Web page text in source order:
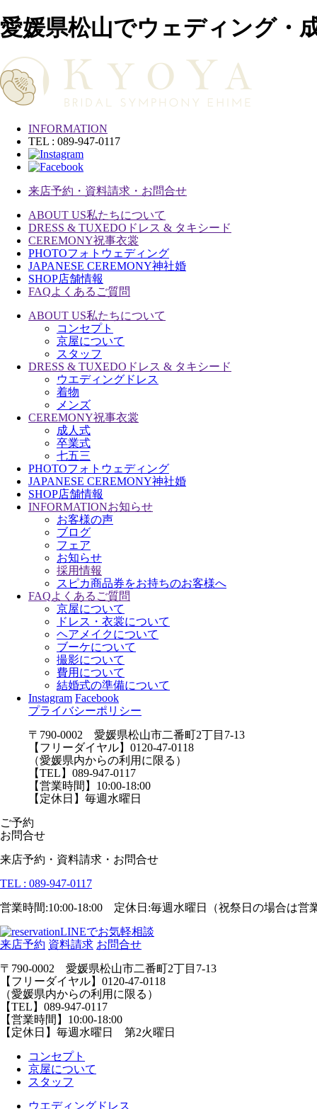
愛媛県松山でウェディング・
INFORMATION
TEL : 089-947-0117
来店予約・資料請求・お問合せ
ABOUT US私たちについて
DRESS & TUXEDO ドレス & タキシード
CEREMONY祝事衣裳
PHOTOフォトウェディング
JAPANESE CEREMONY神社婚
SHOP店舗情報
FAQよくあるご質問
ABOUT US私たちについて
コンセプト
京屋について
スタッフ
DRESS & TUXEDO ドレス & タキシード
ウエディングドレス
着物
メンズ
CEREMONY祝事衣裳
成人式
卒業式
七五三
PHOTOフォトウェディング
JAPANESE CEREMONY神社婚
SHOP店舗情報
INFORMATIONお知らせ
お客様の声
ブログ
フェア
お知らせ
採用情報
スピカ商品券をお持ちのお客様へ
FAQよくあるご質問
京屋について
ドレス・衣裳について
ヘアメイクについて
ブーケについて
撮影について
費用について
結婚式の準備について
Instagram Facebook
プライバシーポリシー
〒790-0002 愛媛県松山市二番町2丁目7-13
【フリーダイヤル】0120-47-0118
（愛媛県内からの利用に限る）
【TEL】089-947-0117
【営業時間】10:00-18:00
【定休日】毎週水曜日
ご予約
お問合せ
来店予約・資料請求・お問合せ
TEL : 089-947-0117
営業時間:10:00-18:00 定休日:毎週水曜日（祝祭日の場合は営
LINEでお気軽相談
来店予約 資料請求 お問合せ
〒790-0002 愛媛県松山市二番町2丁目7-13
【フリーダイヤル】0120-47-0118
（愛媛県内からの利用に限る）
【TEL】089-947-0117
【営業時間】10:00-18:00
【定休日】毎週水曜日 第2火曜日
コンセプト
京屋について
スタッフ
ウエディングドレス